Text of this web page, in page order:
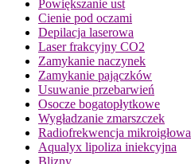
Powiększanie ust
Cienie pod oczami
Depilacja laserowa
Laser frakcyjny CO2
Zamykanie naczynek
Zamykanie pajączków
Usuwanie przebarwień
Osocze bogatopłytkowe
Wygładzanie zmarszczek
Radiofrekwencja mikroigłowa
Aqualyx lipoliza iniekcyjna
Blizny